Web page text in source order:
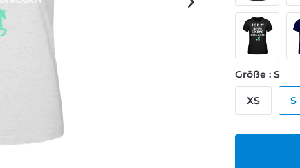
Größe : S
XS S